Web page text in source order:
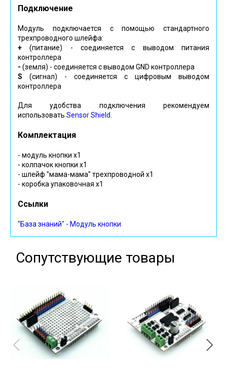
Подключение
Модуль подключается с помощью стандартного
трехпроводного шлейфа:
+ (питание) - соединяется с выводом питания
контроллера
- (земля) - соединяется с выводом GND контроллера
S (сигнал) - соединяется с цифровым выводом
контроллера
Для удобства подключения рекомендуем
использовать Sensor Shield.
Комплектация
- модуль кнопки х1
- колпачок кнопки х1
- шлейф "мама-мама" трехпроводной х1
- коробка упаковочная х1
Ссылки
"База знаний" - Модуль кнопки
Сопутствующие товары